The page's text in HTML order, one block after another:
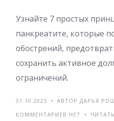
Узнайте 7 простых
панкреатите, которые
обострений,
сохранить активное
ограничений.
31.10.2025
АВТОР ДАРЬЯ
КОММЕНТАРИЕВ НЕТ